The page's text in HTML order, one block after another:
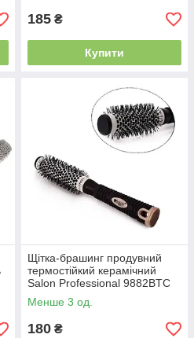
185 ₴
Купити
Щітка-брашинг продувний
термостійкий керамічний
Salon Professional 9882BTC
Ceramic
Менше 3 од.
180 ₴